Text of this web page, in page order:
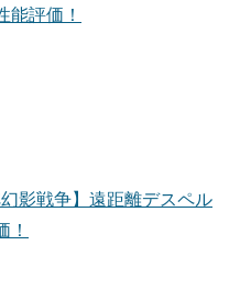
能評価！
幻影戦争】遠距離デスペル